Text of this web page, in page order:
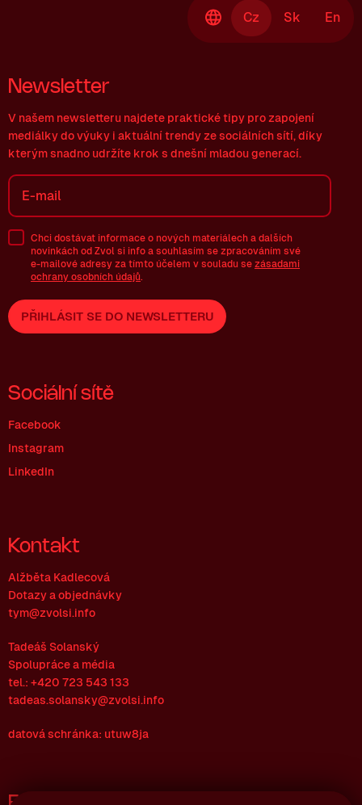
Cz Sk En
Newsletter
V našem newsletteru najdete praktické tipy pro zapojení
mediálky do výuky i aktuální trendy ze sociálních sítí, díky
kterým snadno udržíte krok s dnešní mladou generací.
Chci dostávat informace o nových materiálech a dalších
novinkách od Zvol si info a souhlasím se zpracováním své
e-mailové adresy za tímto účelem v souladu se zásadami
ochrany osobních údajů.
PŘIHLÁSIT SE DO NEWSLETTERU
Sociální sítě
Facebook
Instagram
LinkedIn
Kontakt
Alžběta Kadlecová
Dotazy a objednávky
tym@zvolsi.info
Tadeáš Solanský
Spolupráce a média
tel.: +420 723 543 133
tadeas.solansky@zvolsi.info
datová schránka: utuw8ja